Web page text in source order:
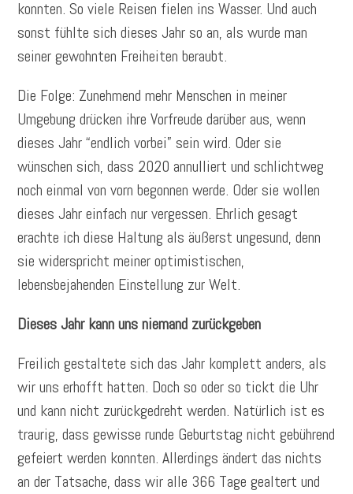
konnten. So viele Reisen fielen ins Wasser. Und auch
sonst fühlte sich dieses Jahr so an, als wurde man
seiner gewohnten Freiheiten beraubt.
Die Folge: Zunehmend mehr Menschen in meiner
Umgebung drücken ihre Vorfreude darüber aus, wenn
dieses Jahr “endlich vorbei” sein wird. Oder sie
wünschen sich, dass 2020 annulliert und schlichtweg
noch einmal von vorn begonnen werde. Oder sie wollen
dieses Jahr einfach nur vergessen. Ehrlich gesagt
erachte ich diese Haltung als äußerst ungesund, denn
sie widerspricht meiner optimistischen,
lebensbejahenden Einstellung zur Welt.
Dieses Jahr kann uns niemand zurückgeben
Freilich gestaltete sich das Jahr komplett anders, als
wir uns erhofft hatten. Doch so oder so tickt die Uhr
und kann nicht zurückgedreht werden. Natürlich ist es
traurig, dass gewisse runde Geburtstag nicht gebührend
gefeiert werden konnten. Allerdings ändert das nichts
an der Tatsache, dass wir alle 366 Tage gealtert und